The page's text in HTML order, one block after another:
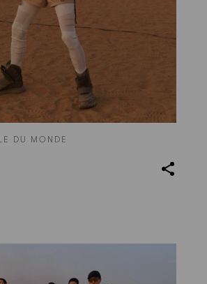
DU MONDE